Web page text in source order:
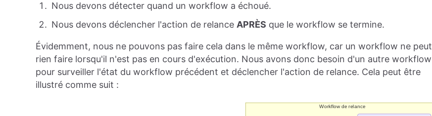
Nous devons détecter quand un workflow a échoué.
Nous devons déclencher l'action de relance APRÈS que le workflow se termine.
Évidemment, nous ne pouvons pas faire cela dans le même workflow, car un workflow ne peut
rien faire lorsqu'il n'est pas en cours d'exécution. Nous avons donc besoin d'un autre workflow
pour surveiller l'état du workflow précédent et déclencher l'action de relance. Cela peut être
illustré comme suit :